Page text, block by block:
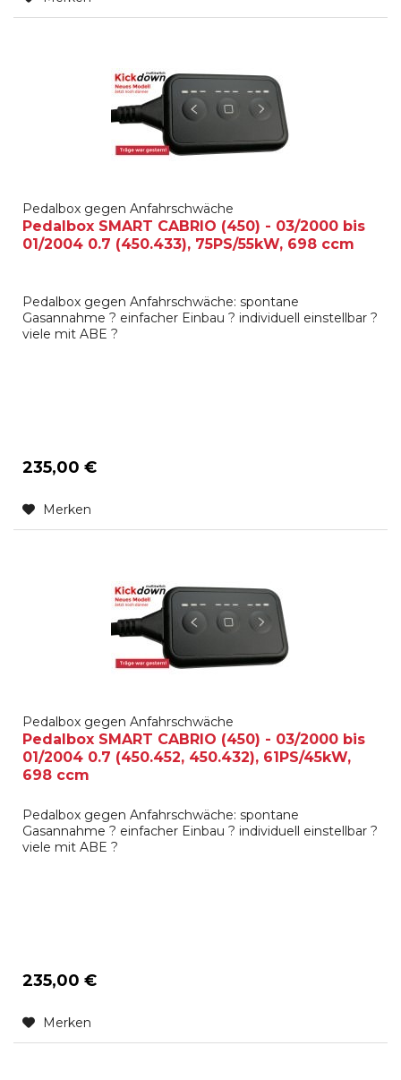
Pedalbox gegen Anfahrschwäche
Pedalbox SMART CABRIO (450) - 03/2000 bis
01/2004 0.7 (450.433), 75PS/55kW, 698 ccm
Pedalbox gegen Anfahrschwäche: spontane
Gasannahme ? einfacher Einbau ? individuell einstellbar ?
viele mit ABE ?
235,00 €
Merken
Pedalbox gegen Anfahrschwäche
Pedalbox SMART CABRIO (450) - 03/2000 bis
01/2004 0.7 (450.452, 450.432), 61PS/45kW,
698 ccm
Pedalbox gegen Anfahrschwäche: spontane
Gasannahme ? einfacher Einbau ? individuell einstellbar ?
viele mit ABE ?
235,00 €
Merken